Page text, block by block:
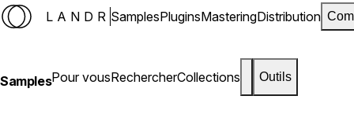
LANDR SamplesPluginsMasteringDistribution
SamplesPour vousRechercherCollections Outils